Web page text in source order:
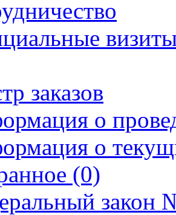
заказов
о
о
(0)
закон